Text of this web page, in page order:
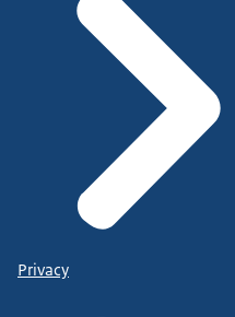
Privacy